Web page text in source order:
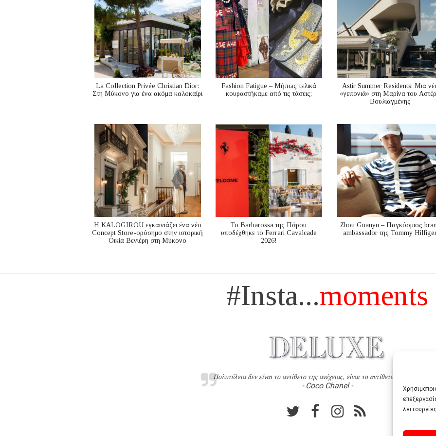
La Collection Privée Christian Dior:
Στη Μύκονο για ένα ακόμα καλοκαίρι
Fashion Fatigue – Μήπως τελικά
κουραστήκαμε από τις τάσεις;
Astir Summer Residents: Μια
«γειτονιά» στη Μαρίνα του
Βουλιαγμένης
Η KALOGIROU εγκαινιάζει ένα νέο
Concept Store-ορόσημο στην ιστορική
Οικία Βενιέρη στη Μύκονο
Το Barbarossa της Πάρου
υποδέχθηκε το Ferrari Cavalcade
2026!
Zhou Guanyu – Παγκόσμιος
ambassador της Tommy
#Insta...moments
Πολυτέλεια δεν είναι το αντίθετο της ανέχειας, είναι το αντίθετο της
- Coco Chanel -